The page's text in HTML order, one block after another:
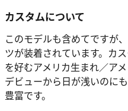
カスタムについて
このモデルも含めてですが
ツが装着されています。カ
を好むアメリカ生まれ／ア
デビューから日が浅いのに
豊富です。